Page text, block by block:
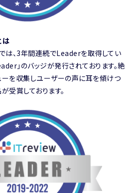
は
、3年間連続でLeaderを取得してい
」のバッジが発行されております。絶
ーを収集しユーザーの声に耳を傾けつ
受賞しております。